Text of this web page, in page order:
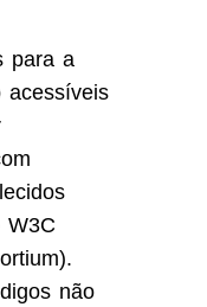
para a
acessíveis
W3C
não